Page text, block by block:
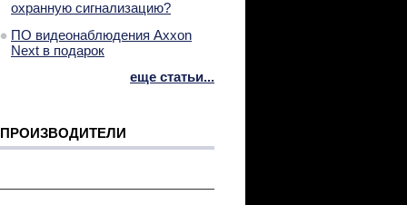
охранную сигнализацию?
ПО видеонаблюдения Axxon
Next в подарок
еще статьи...
ПРОИЗВОДИТЕЛИ